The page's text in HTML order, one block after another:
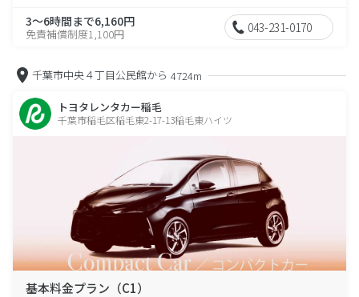
3～6時間まで6,160円
免責補償制度1,100円 043-231-0170
千葉市中央４丁目公民館から 4724m
トヨタレンタカー稲毛
千葉市稲毛区稲毛東2-17-13稲毛東ハイツ
基本料金プラン（C1）